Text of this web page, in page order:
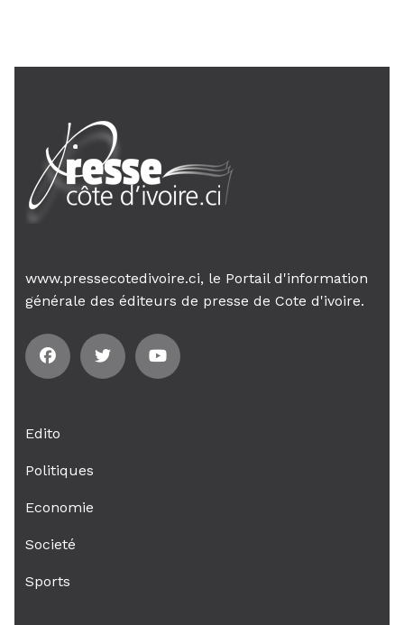
un accident de la...
AIP
24 janv. 2026, 21:21
son gouvernement sur la rigueur...
www.pressecotedivoire.ci, le Portail d'information
générale des éditeurs de presse de Cote d'ivoire.
Edito
Politiques
Economie
Societé
Sports